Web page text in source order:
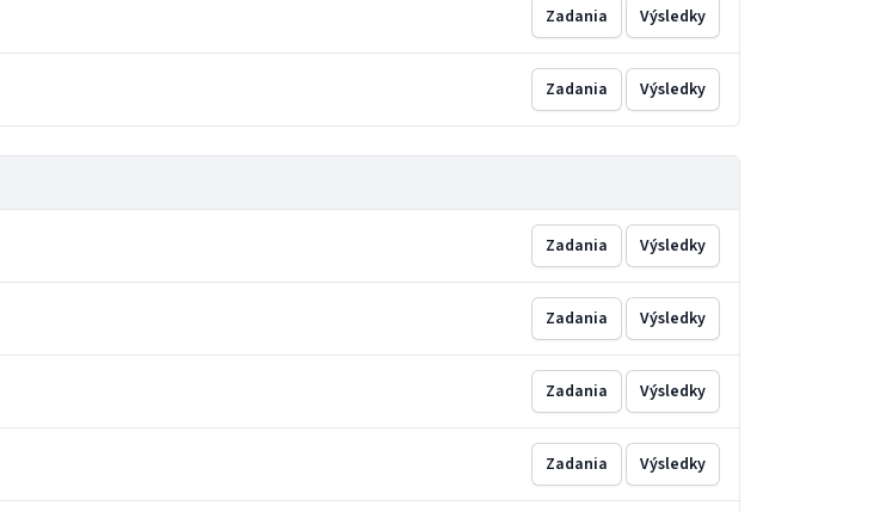
Zadania Výsledky
Zadania Výsledky
Zadania Výsledky
Zadania Výsledky
Zadania Výsledky
Zadania Výsledky